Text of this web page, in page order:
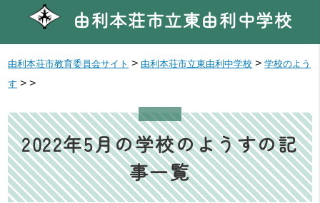
由利本荘市立東由利中学校
由利本荘市教育委員会サイト > 由利本荘市立東由利中学校 >学校のよう
す >>
2022年5月の学校のようすの記
事一覧